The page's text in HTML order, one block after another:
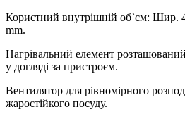
Користний внутрішній об`єм:
mm.
Нагрівальний елемент
у догляді за пристроєм.
Вентилятор для рівномірного
жаростійкого посуду.